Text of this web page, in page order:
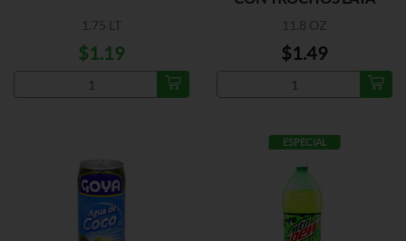
1.75 LT
$1.19
11.8 OZ
$1.49
ESPECIAL